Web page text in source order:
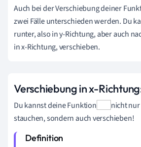
Auch bei der Verschiebung deiner
zwei Fälle unterschieden werden. Du
runter, also in y-Richtung, aber auch
in x-Richtung, verschieben.
Verschiebung in x-
Du kannst deine Funktion
nicht
stauchen, sondern auch verschieben!